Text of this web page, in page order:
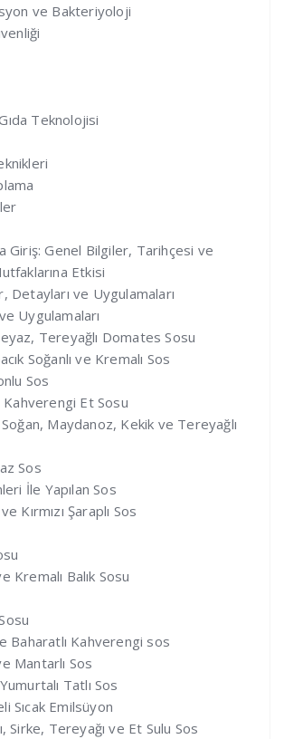
ve Bakteriyoloji
Teknolojisi
Giriş: Genel Bilgiler, Tarihçesi ve
Etkisi
Detayları ve Uygulamaları
Uygulamaları
Tereyağlı Domates Sosu
Soğanlı ve Kremalı Sos
Sos
Kahverengi Et Sosu
Soğan, Maydanoz, Kekik ve Tereyağlı
Sos
İle Yapılan Sos
Kırmızı Şaraplı Sos
Kremalı Balık Sosu
Baharatlı Kahverengi sos
Mantarlı Sos
Tatlı Sos
Sıcak Emilsüyon
Sirke, Tereyağı ve Et Sulu Sos